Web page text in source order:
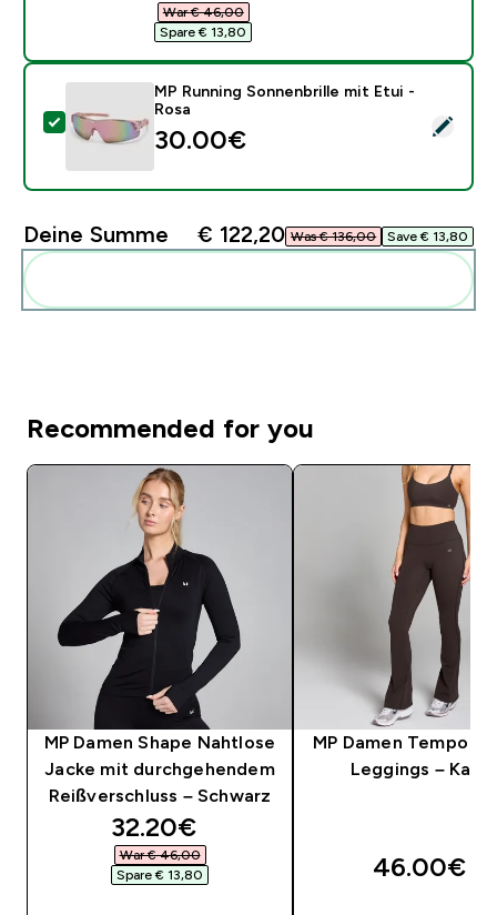
War € 46,00‎
Spare € 13,80‎
Dieses Produkt ausw�hlen - MP Running
MP Running Sonnenbrille mit Etui -
Rosa
30.00€‎
Deine Summe € 122,20‎ Was € 136,00‎ Save € 13,80‎
Recommended for you
MP Damen Shape Nahtlose
Jacke mit durchgehendem
Reißverschluss – Schwarz
discounted price
32.20€‎
War € 46,00‎
Spare € 13,80‎
MP Damen Tempo
Leggings –
46.00€‎